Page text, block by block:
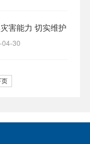
害能力 切实维护
30
页